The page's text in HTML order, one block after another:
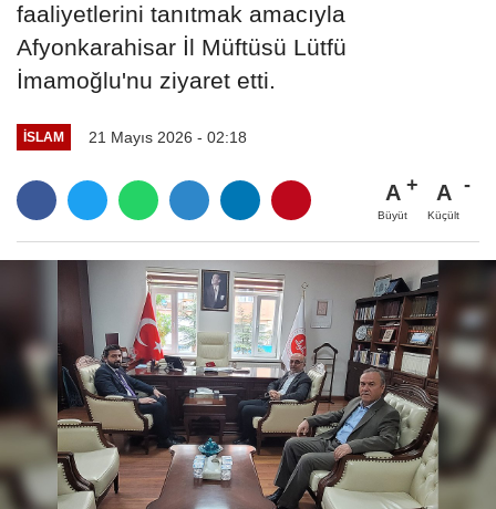
faaliyetlerini tanıtmak amacıyla
Afyonkarahisar İl Müftüsü Lütfü
İmamoğlu'nu ziyaret etti.
İSLAM 21 Mayıs 2026 - 02:18
A
Büyüt
A
Küçült